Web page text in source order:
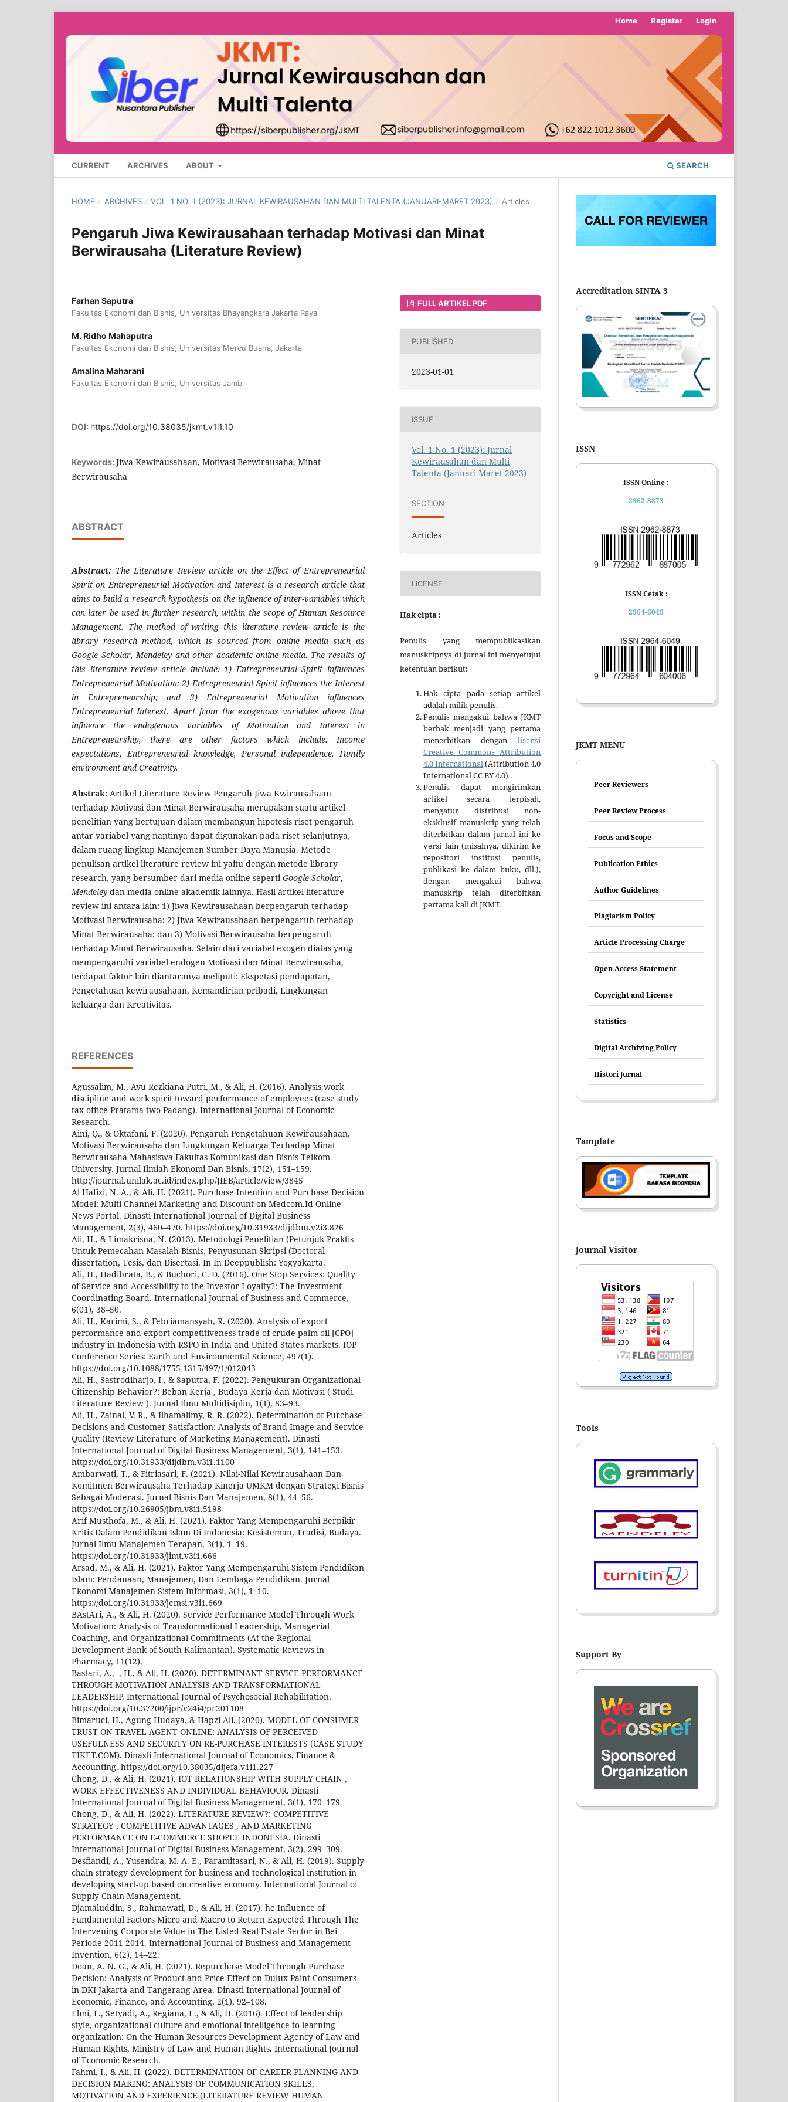
CURRENT ARCHIVES ABOUT SEARCH
Home Register Login
HOME / ARCHIVES / VOL. 1 NO. 1 (2023): JURNAL KEWIRAUSAHAN DAN MULTI TALENTA (JANUARI-MARET 2023) / Articles
Pengaruh Jiwa Kewirausahaan terhadap Motivasi dan Minat
Berwirausaha (Literature Review)
Farhan Saputra
Fakultas Ekonomi dan Bisnis, Universitas Bhayangkara Jakarta Raya
M. Ridho Mahaputra
Fakultas Ekonomi dan Bisnis, Universitas Mercu Buana, Jakarta
Amalina Maharani
Fakultas Ekonomi dan Bisnis, Universitas Jambi
DOI: https://doi.org/10.38035/jkmt.v1i1.10
Keywords: Jiwa Kewirausahaan, Motivasi Berwirausaha, Minat
Berwirausaha
ABSTRACT
Abstract: The Literature Review article on the Effect of Entrepreneurial
Spirit on Entrepreneurial Motivation and Interest is a research article that
aims to build a research hypothesis on the influence of inter-variables which
can later be used in further research, within the scope of Human Resource
Management. The method of writing this literature review article is the
library research method, which is sourced from online media such as
Google Scholar, Mendeley and other academic online media. The results of
this literature review article include: 1) Entrepreneurial Spirit influences
Entrepreneurial Motivation; 2) Entrepreneurial Spirit influences the Interest
in Entrepreneurship; and 3) Entrepreneurial Motivation influences
Entrepreneurial Interest. Apart from the exogenous variables above that
influence the endogenous variables of Motivation and Interest in
Entrepreneurship, there are other factors which include: Income
expectations, Entrepreneurial knowledge, Personal independence, Family
environment and Creativity.
Abstrak: Artikel Literature Review Pengaruh Jiwa Kwirausahaan
terhadap Motivasi dan Minat Berwirausaha merupakan suatu artikel
penelitian yang bertujuan dalam membangun hipotesis riset pengaruh
antar variabel yang nantinya dapat digunakan pada riset selanjutnya,
dalam ruang lingkup Manajemen Sumber Daya Manusia. Metode
penulisan artikel literature review ini yaitu dengan metode library
research, yang bersumber dari media online sepertiGoogle Scholar,
Mendeley dan media online akademik lainnya. Hasil artikel literature
review ini antara lain: 1) Jiwa Kewirausahaan berpengaruh terhadap
Motivasi Berwirausaha; 2) Jiwa Kewirausahaan berpengaruh terhadap
Minat Berwirausaha; dan 3) Motivasi Berwirausaha berpengaruh
terhadap Minat Berwirausaha. Selain dari variabel exogen diatas yang
mempengaruhi variabel endogen Motivasi dan Minat Berwirausaha,
terdapat faktor lain diantaranya meliputi: Ekspetasi pendapatan,
Pengetahuan kewirausahaan, Kemandirian pribadi, Lingkungan
keluarga dan Kreativitas.
REFERENCES
Agussalim, M., Ayu Rezkiana Putri, M., & Ali, H. (2016). Analysis work
discipline and work spirit toward performance of employees (case study
tax office Pratama two Padang). International Journal of Economic
Research.
Aini, Q., & Oktafani, F. (2020). Pengaruh Pengetahuan Kewirausahaan,
Motivasi Berwirausaha dan Lingkungan Keluarga Terhadap Minat
Berwirausaha Mahasiswa Fakultas Komunikasi dan Bisnis Telkom
University. Jurnal Ilmiah Ekonomi Dan Bisnis, 17(2), 151–159.
http://journal.unilak.ac.id/index.php/JIEB/article/view/3845
Al Hafizi, N. A., & Ali, H. (2021). Purchase Intention and Purchase Decision
Model: Multi Channel Marketing and Discount on Medcom.Id Online
News Portal. Dinasti International Journal of Digital Business
Management, 2(3), 460–470. https://doi.org/10.31933/dijdbm.v2i3.826
Ali, H., & Limakrisna, N. (2013). Metodologi Penelitian (Petunjuk Praktis
Untuk Pemecahan Masalah Bisnis, Penyusunan Skripsi (Doctoral
dissertation, Tesis, dan Disertasi. In In Deeppublish: Yogyakarta.
Ali, H., Hadibrata, B., & Buchori, C. D. (2016). One Stop Services: Quality
of Service and Accessibility to the Investor Loyalty?: The Investment
Coordinating Board. International Journal of Business and Commerce,
6(01), 38–50.
Ali, H., Karimi, S., & Febriamansyah, R. (2020). Analysis of export
performance and export competitiveness trade of crude palm oil [CPO]
industry in Indonesia with RSPO in India and United States markets. IOP
Conference Series: Earth and Environmental Science, 497(1).
https://doi.org/10.1088/1755-1315/497/1/012043
Ali, H., Sastrodiharjo, I., & Saputra, F. (2022). Pengukuran Organizational
Citizenship Behavior?: Beban Kerja , Budaya Kerja dan Motivasi ( Studi
Literature Review ). Jurnal Ilmu Multidisiplin, 1(1), 83–93.
Ali, H., Zainal, V. R., & Ilhamalimy, R. R. (2022). Determination of Purchase
Decisions and Customer Satisfaction: Analysis of Brand Image and Service
Quality (Review Literature of Marketing Management). Dinasti
International Journal of Digital Business Management, 3(1), 141–153.
https://doi.org/10.31933/dijdbm.v3i1.1100
Ambarwati, T., & Fitriasari, F. (2021). Nilai-Nilai Kewirausahaan Dan
Komitmen Berwirausaha Terhadap Kinerja UMKM dengan Strategi Bisnis
Sebagai Moderasi. Jurnal Bisnis Dan Manajemen, 8(1), 44–56.
https://doi.org/10.26905/jbm.v8i1.5198
Arif Musthofa, M., & Ali, H. (2021). Faktor Yang Mempengaruhi Berpikir
Kritis Dalam Pendidikan Islam Di Indonesia: Kesisteman, Tradisi, Budaya.
Jurnal Ilmu Manajemen Terapan, 3(1), 1–19.
https://doi.org/10.31933/jimt.v3i1.666
Arsad, M., & Ali, H. (2021). Faktor Yang Mempengaruhi Sistem Pendidikan
Islam: Pendanaan, Manajemen, Dan Lembaga Pendidikan. Jurnal
Ekonomi Manajemen Sistem Informasi, 3(1), 1–10.
https://doi.org/10.31933/jemsi.v3i1.669
BAstAri, A., & Ali, H. (2020). Service Performance Model Through Work
Motivation: Analysis of Transformational Leadership, Managerial
Coaching, and Organizational Commitments (At the Regional
Development Bank of South Kalimantan). Systematic Reviews in
Pharmacy, 11(12).
Bastari, A., -, H., & Ali, H. (2020). DETERMINANT SERVICE PERFORMANCE
THROUGH MOTIVATION ANALYSIS AND TRANSFORMATIONAL
LEADERSHIP. International Journal of Psychosocial Rehabilitation.
https://doi.org/10.37200/ijpr/v24i4/pr201108
Bimaruci, H., Agung Hudaya, & Hapzi Ali. (2020). MODEL OF CONSUMER
TRUST ON TRAVEL AGENT ONLINE: ANALYSIS OF PERCEIVED
USEFULNESS AND SECURITY ON RE-PURCHASE INTERESTS (CASE STUDY
TIKET.COM). Dinasti International Journal of Economics, Finance &
Accounting. https://doi.org/10.38035/dijefa.v1i1.227
Chong, D., & Ali, H. (2021). IOT RELATIONSHIP WITH SUPPLY CHAIN ,
WORK EFFECTIVENESS AND INDIVIDUAL BEHAVIOUR. Dinasti
International Journal of Digital Business Management, 3(1), 170–179.
Chong, D., & Ali, H. (2022). LITERATURE REVIEW?: COMPETITIVE
STRATEGY , COMPETITIVE ADVANTAGES , AND MARKETING
PERFORMANCE ON E-COMMERCE SHOPEE INDONESIA. Dinasti
International Journal of Digital Business Management, 3(2), 299–309.
Desfiandi, A., Yusendra, M. A. E., Paramitasari, N., & Ali, H. (2019). Supply
chain strategy development for business and technological institution in
developing start-up based on creative economy. International Journal of
Supply Chain Management.
Djamaluddin, S., Rahmawati, D., & Ali, H. (2017). he Influence of
Fundamental Factors Micro and Macro to Return Expected Through The
Intervening Corporate Value in The Listed Real Estate Sector in Bei
Periode 2011-2014. International Journal of Business and Management
Invention, 6(2), 14–22.
Doan, A. N. G., & Ali, H. (2021). Repurchase Model Through Purchase
Decision: Analysis of Product and Price Effect on Dulux Paint Consumers
in DKI Jakarta and Tangerang Area. Dinasti International Journal of
Economic, Finance, and Accounting, 2(1), 92–108.
Elmi, F., Setyadi, A., Regiana, L., & Ali, H. (2016). Effect of leadership
style, organizational culture and emotional intelligence to learning
organization: On the Human Resources Development Agency of Law and
Human Rights, Ministry of Law and Human Rights. International Journal
of Economic Research.
Fahmi, I., & Ali, H. (2022). DETERMINATION OF CAREER PLANNING AND
DECISION MAKING: ANALYSIS OF COMMUNICATION SKILLS,
MOTIVATION AND EXPERIENCE (LITERATURE REVIEW HUMAN
FULL ARTIKEL PDF
PUBLISHED
2023-01-01
ISSUE
Vol. 1 No. 1 (2023): Jurnal
Kewirausahan dan Multi
Talenta (Januari-Maret 2023)
SECTION
Articles
LICENSE
Hak cipta :
Penulis yang mempublikasikan
manuskripnya di jurnal ini menyetujui
ketentuan berikut:
Hak cipta pada setiap artikel
adalah milik penulis.
Penulis mengakui bahwa JKMT
berhak menjadi yang pertama
menerbitkan dengan lisensi
Creative Commons Attribution
4.0 International(Attribution 4.0
International CC BY 4.0) .
Penulis dapat mengirimkan
artikel secara terpisah,
mengatur distribusi non-
eksklusif manuskrip yang telah
diterbitkan dalam jurnal ini ke
versi lain (misalnya, dikirim ke
repositori institusi penulis,
publikasi ke dalam buku, dll.),
dengan mengakui bahwa
manuskrip telah diterbitkan
pertama kali di JKMT.
Accreditation SINTA 3
ISSN
ISSN Online :
2962-8873
ISSN Cetak :
2964-6049
JKMT MENU
Peer Reviewers
Peer Review Process
Focus and Scope
Publication Ethics
Author Guidelines
Plagiarism Policy
Article Processing Charge
Open Access Statement
Copyright and License
Statistics
Digital Archiving Policy
Histori Jurnal
Tamplate
Journal Visitor
Tools
Support By